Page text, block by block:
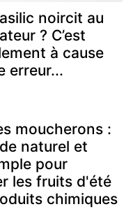
noircit au
? C’est
à cause
erreur...
moucherons :
naturel et
pour
les fruits d'été
chimiques